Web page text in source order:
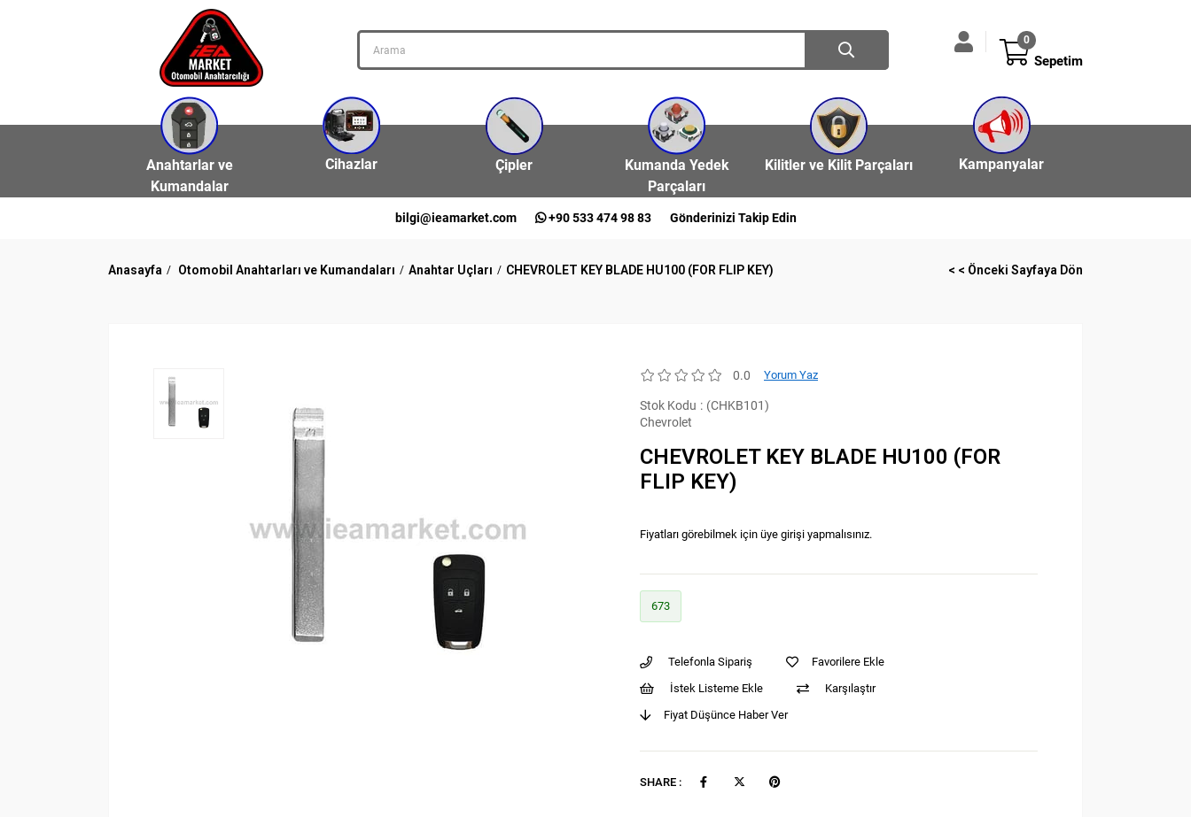
Sepetim
0
Anahtarlar ve
Kumandalar
Cihazlar Çipler
Kumanda Yedek
Parçaları
Kilitler ve Kilit Parçaları Kampanyalar
bilgi@ieamarket.com +90 533 474 98 83 Gönderinizi Takip Edin
Anasayfa Otomobil Anahtarları ve Kumandaları Anahtar Uçları CHEVROLET KEY BLADE HU100 (FOR FLIP KEY) < < Önceki Sayfaya Dön
0.0 Yorum Yaz
Stok Kodu
(CHKB101)
Chevrolet
CHEVROLET KEY BLADE HU100 (FOR
FLIP KEY)
Fiyatları görebilmek için üye girişi yapmalısınız.
673
Telefonla Sipariş
Favorilere Ekle
İstek Listeme Ekle
Karşılaştır
Fiyat Düşünce Haber Ver
SHARE :